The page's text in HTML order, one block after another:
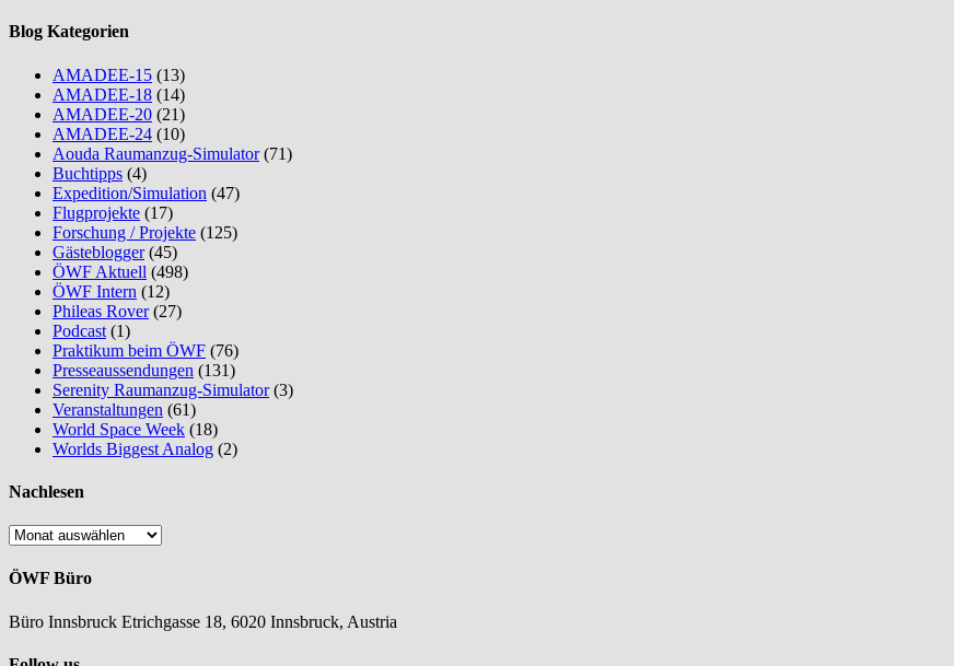
Blog Kategorien
AMADEE-15 (13)
AMADEE-18 (14)
AMADEE-20 (21)
AMADEE-24 (10)
Aouda Raumanzug-Simulator(71)
Buchtipps (4)
Expedition/Simulation (47)
Flugprojekte (17)
Forschung / Projekte (125)
Gästeblogger(45)
ÖWF Aktuell (498)
ÖWF Intern (12)
Phileas Rover(27)
Podcast (1)
Praktikum beim ÖWF (76)
Presseaussendungen (131)
Serenity Raumanzug-Simulator(3)
Veranstaltungen (61)
World Space Week (18)
Worlds Biggest Analog (2)
Nachlesen
Nachlesen
ÖWF Büro
Büro Innsbruck Etrichgasse 18, 6020 Innsbruck, Austria